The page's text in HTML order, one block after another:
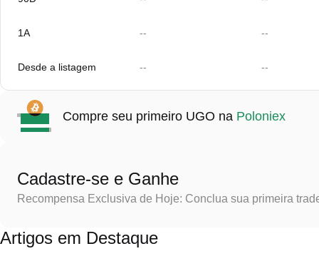
1A -- --
Desde a listagem -- --
Compre seu primeiro UGO na Poloniex
Cadastre-se e Ganhe
Recompensa Exclusiva de Hoje: Conclua sua primeira
Artigos em Destaque